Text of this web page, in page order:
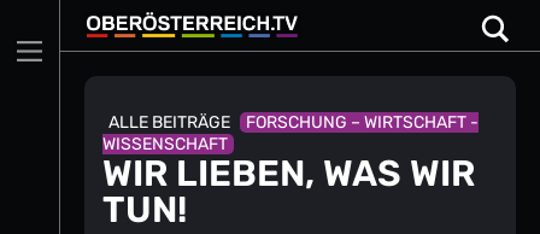
content
ALLE BEITRÄGE
FORSCHUNG – WIRTSCHAFT -
WISSENSCHAFT
WIR LIEBEN, WAS WIR
TUN!